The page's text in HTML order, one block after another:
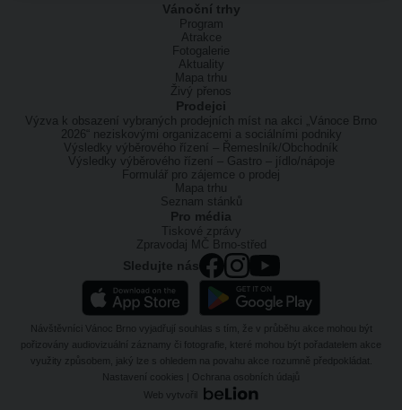
Vánoční trhy
Program
Atrakce
Fotogalerie
Aktuality
Mapa trhu
Živý přenos
Prodejci
Výzva k obsazení vybraných prodejních míst na akci „Vánoce Brno
2026“ neziskovými organizacemi a sociálními podniky
Výsledky výběrového řízení – Řemeslník/Obchodník
Výsledky výběrového řízení – Gastro – jídlo/nápoje
Formulář pro zájemce o prodej
Mapa trhu
Seznam stánků
Pro média
Tiskové zprávy
Zpravodaj MČ Brno-střed
Sledujte nás
Návštěvníci Vánoc Brno vyjadřují souhlas s tím, že v průběhu akce mohou být
pořizovány audiovizuální záznamy či fotografie, které mohou být pořadatelem akce
využity způsobem, jaký lze s ohledem na povahu akce rozumně předpokládat.
Nastavení cookies
Ochrana osobních údajů
Web vytvořil